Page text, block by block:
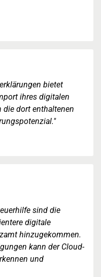
bietet
ihres digitalen
die dort enthaltenen
sind die
digitale
hinzugekommen.
kann der Cloud-
und